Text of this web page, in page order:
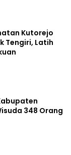
Kutorejo
Tengiri, Latih